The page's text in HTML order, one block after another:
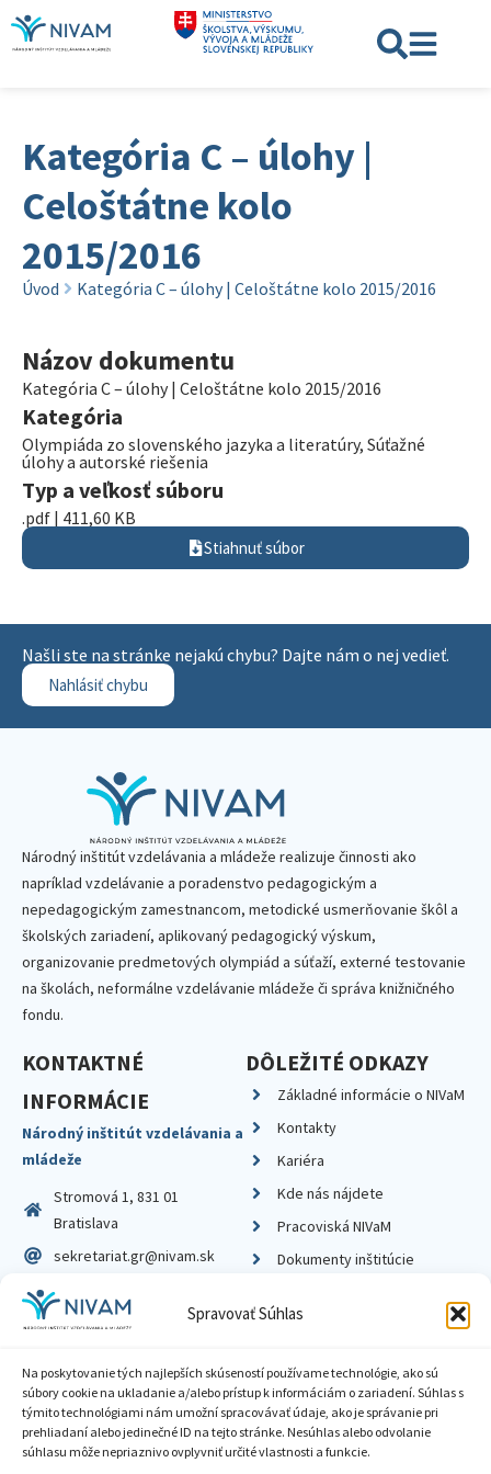
Spravovať Súhlas
Na poskytovanie tých najlepších skúseností používame technológie, ako sú
súbory cookie na ukladanie a/alebo prístup k informáciám o zariadení. Súhlas s
týmito technológiami nám umožní spracovávať údaje, ako je správanie pri
prehliadaní alebo jedinečné ID na tejto stránke. Nesúhlas alebo odvolanie
súhlasu môže nepriaznivo ovplyvniť určité vlastnosti a funkcie.
Kategória C – úlohy |
Celoštátne kolo
2015/2016
Úvod Kategória C – úlohy | Celoštátne kolo 2015/2016
Názov dokumentu
Kategória C – úlohy | Celoštátne kolo 2015/2016
Kategória
Olympiáda zo slovenského jazyka a literatúry, Súťažné
úlohy a autorské riešenia
Typ a veľkosť súboru
.pdf | 411,60 KB
Stiahnuť súbor
Našli ste na stránke nejakú chybu? Dajte nám o nej vedieť.
Nahlásiť chybu
Národný inštitút vzdelávania a mládeže realizuje činnosti ako
napríklad vzdelávanie a poradenstvo pedagogickým a
nepedagogickým zamestnancom, metodické usmerňovanie škôl a
školských zariadení, aplikovaný pedagogický výskum,
organizovanie predmetových olympiád a súťaží, externé testovanie
na školách, neformálne vzdelávanie mládeže či správa knižničného
fondu.
KONTAKTNÉ
INFORMÁCIE
Národný inštitút vzdelávania a
mládeže
Stromová 1, 831 01
Bratislava
sekretariat.gr@nivam.sk
IČO: 00164348
DIČ: 2020798714
DÔLEŽITÉ ODKAZY
Základné informácie o NIVaM
Kontakty
Kariéra
Kde nás nájdete
Pracoviská NIVaM
Dokumenty inštitúcie
Zásady ochrany súkromia